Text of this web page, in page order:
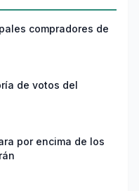
compradores de
de votos del
por encima de los